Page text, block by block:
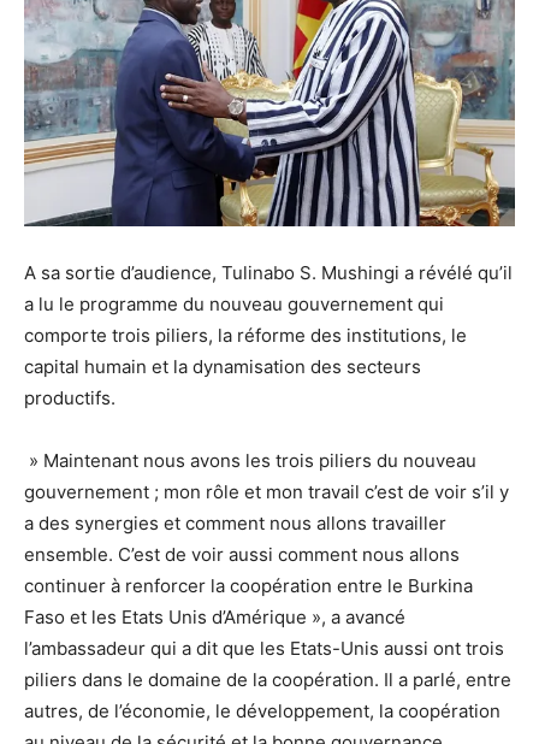
A sa sortie d’audience, Tulinabo S. Mushingi a révélé qu’il
a lu le programme du nouveau gouvernement qui
comporte trois piliers, la réforme des institutions, le
capital humain et la dynamisation des secteurs
productifs.
» Maintenant nous avons les trois piliers du nouveau
gouvernement ; mon rôle et mon travail c’est de voir s’il y
a des synergies et comment nous allons travailler
ensemble. C’est de voir aussi comment nous allons
continuer à renforcer la coopération entre le Burkina
Faso et les Etats Unis d’Amérique », a avancé
l’ambassadeur qui a dit que les Etats-Unis aussi ont trois
piliers dans le domaine de la coopération. Il a parlé, entre
autres, de l’économie, le développement, la coopération